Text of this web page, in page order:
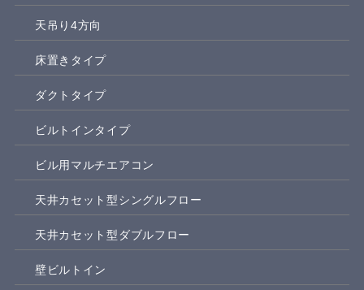
天吊り4方向
床置きタイプ
ダクトタイプ
ビルトインタイプ
ビル用マルチエアコン
天井カセット型シングルフロー
天井カセット型ダブルフロー
壁ビルトイン